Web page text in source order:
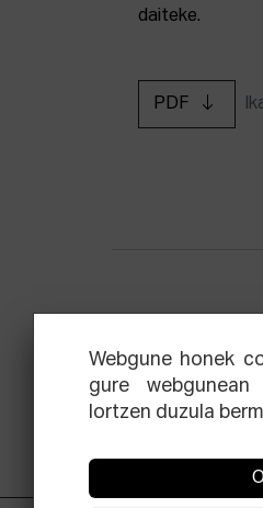
daiteke.
PDF
Webgune honek
gure webgunean
lortzen duzula